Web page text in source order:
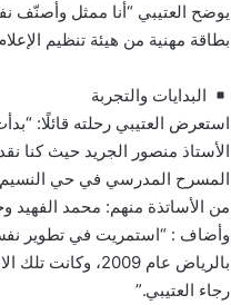
يوضح العتيبي “أنا ممثل
بطاقة مهنية من هيئة تنظيم
البدايات والتجربة
استعرض العتيبي رحلته قائلًا:
الأستاذ منصور الجريد حيث كنا
المسرح المدرسي في حي النسيم
من الأساتذة منهم: محمد الفهيد
وأضاف : “استمريت في تطوير
بالرياض عام
رجاء العتيبي.”